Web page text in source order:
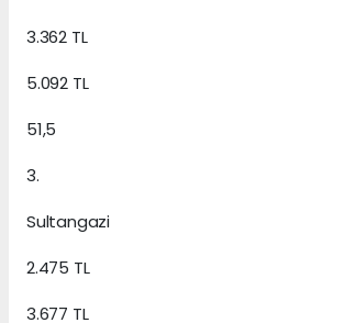
3.362 TL
5.092 TL
51,5
3.
Sultangazi
2.475 TL
3.677 TL